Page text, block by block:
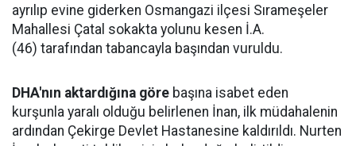
ayrılıp evine giderken Osmangazi ilçesi Sırameşeler
Mahallesi Çatal sokakta yolunu kesen İ.A.
(46) tarafından tabancayla başından vuruldu.
DHA'nın aktardığına göre başına isabet eden
kurşunla yaralı olduğu belirlenen İnan, ilk müdahalenin
ardından Çekirge Devlet Hastanesine kaldırıldı. Nurten